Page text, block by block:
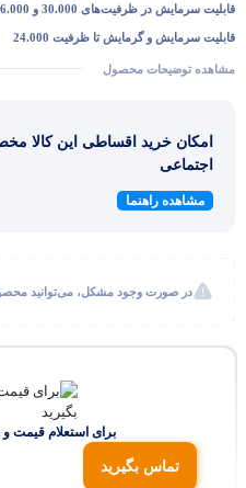
قابلیت سرمایش در ظرفیت‌های 30.000 و 36.000
قابلیت سرمایش و گرمایش تا ظرفیت 24.000
دارای فیلتر چندگانه جهت تصفیه هوا
پرتاب باد تا 15 متر
مشاهده توضیحات محصول
امکان خرید اقساطی این کالا
اجتماعی
مشاهده راهنما
در صورت وجود مشکل، می‌توانید
برای استعلام قیمت
تماس بگیرید